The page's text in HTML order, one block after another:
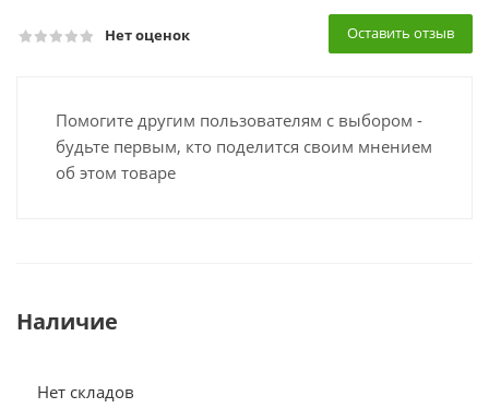
Нет оценок Оставить отзыв
Помогите другим пользователям с выбором -
будьте первым, кто поделится своим мнением
об этом товаре
Наличие
Нет складов